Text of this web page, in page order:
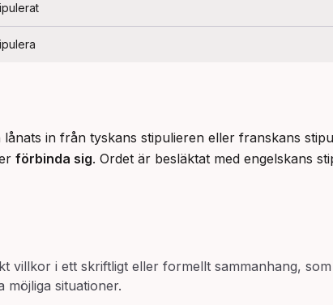
in från tyskans stipulieren eller franskans
förbinda sig. Ordet är besläktat med engelskans
i ett skriftligt eller formellt sammanhang,
situationer.